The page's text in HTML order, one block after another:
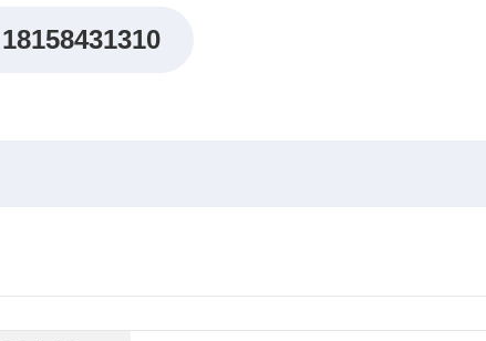
18158431310